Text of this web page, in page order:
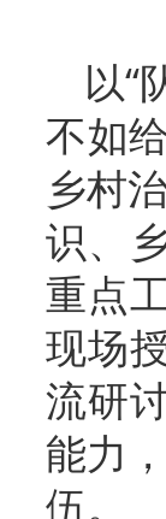
以“
不如
乡村
识、
重点
现场
流研
能力
伍。